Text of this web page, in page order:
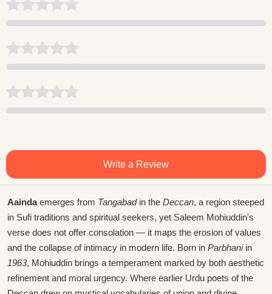
Write a Review
Aaindaemerges from Tangabadin the Deccan, a region steeped
in Sufi traditions and spiritual seekers, yet Saleem Mohiuddin's
verse does not offer consolation — it maps the erosion of values
and the collapse of intimacy in modern life. Born in Parbhaniin
1963, Mohiuddin brings a temperament marked by both aesthetic
refinement and moral urgency. Where earlier Urdu poets of the